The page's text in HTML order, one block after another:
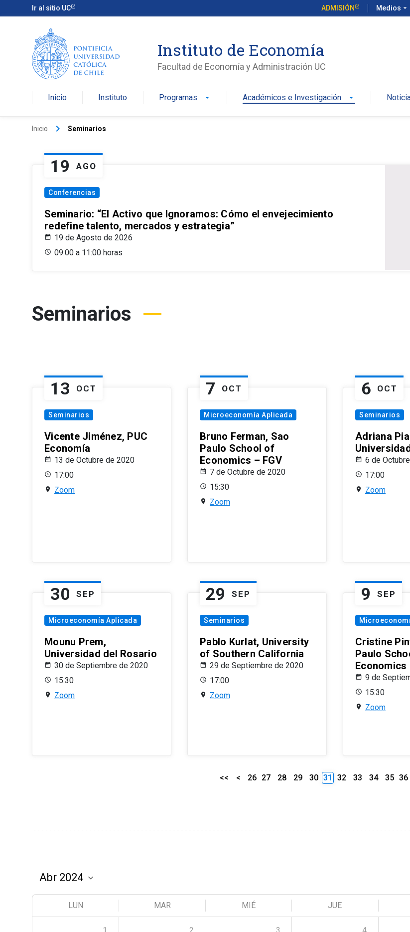
Ir al sitio UC ADMISIÓN Medios arrow_drop_down
Instituto de Economía
Facultad de Economía y Administración UC
Inicio Instituto Programas arrow_drop_down Académicos e Investigación arrow_drop_down
Inicio keyboard_arrow_right Seminarios
19 AGO
Conferencias
Seminario: “El Activo que Ignoramos: Cómo el envejecimiento
redefine talento, mercados y estrategia”
19 de Agosto de 2026
09:00 a 11:00 horas
Seminarios
13 OCT
Seminarios
Vicente Jiménez, PUC
Economía
13 de Octubre de 2020
17:00
Zoom
7 OCT
Microeconomía Aplicada
Bruno Ferman, Sao
Paulo School of
Economics – FGV
7 de Octubre de 2020
15:30
Zoom
6 OCT
Seminarios
Adriana
6 de
17:00
Zoom
30 SEP
Microeconomía Aplicada
Mounu Prem,
Universidad del Rosario
30 de Septiembre de 2020
15:30
Zoom
29 SEP
Seminarios
Pablo Kurlat, University
of Southern California
29 de Septiembre de 2020
17:00
Zoom
9 SEP
Cristine
Paulo
Economics
9 de
15:30
Zoom
<< < 26 27 28 29 30 31 32 33 34 35 36
LUN MAR MIÉ JUE